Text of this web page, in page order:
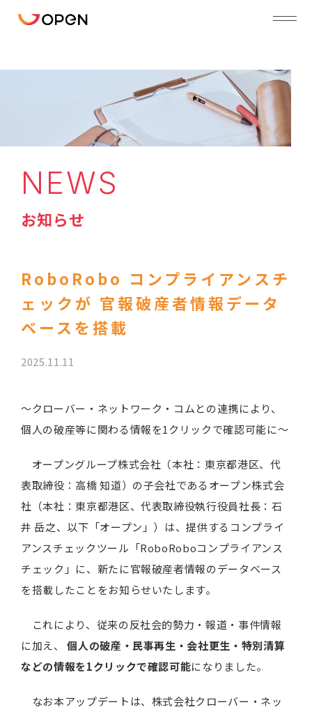
NEWS
お知らせ
RoboRobo コンプライアンスチ
ェックが 官報破産者情報データ
ベースを搭載
2025.11.11
～クローバー・ネットワーク・コムとの連携により、
個人の破産等に関わる情報を1クリックで確認可能に～
オープングループ株式会社（本社：東京都港区、代
表取締役：高橋 知道）の子会社であるオープン株式会
社（本社：東京都港区、代表取締役執行役員社長：石
井 岳之、以下「オープン」）は、提供するコンプライ
アンスチェックツール「RoboRoboコンプライアンス
チェック」に、新たに官報破産者情報のデータベース
を搭載したことをお知らせいたします。
これにより、従来の反社会的勢力・報道・事件情報
に加え、個人の破産・民事再生・会社更生・特別清算
などの情報を1クリックで確認可能になりました。
なお本アップデートは、株式会社クローバー・ネッ